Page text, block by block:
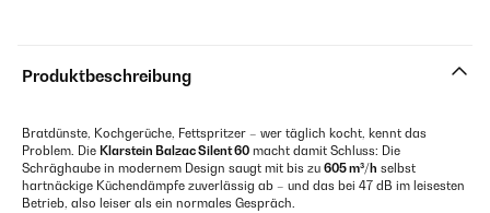
Produktbeschreibung
Bratdünste, Kochgerüche, Fettspritzer – wer täglich kocht, kennt das
Problem. Die Klarstein Balzac Silent 60 macht damit Schluss: Die
Schräghaube in modernem Design saugt mit bis zu 605 m³/h selbst
hartnäckige Küchendämpfe zuverlässig ab – und das bei 47 dB im leisesten
Betrieb, also leiser als ein normales Gespräch.